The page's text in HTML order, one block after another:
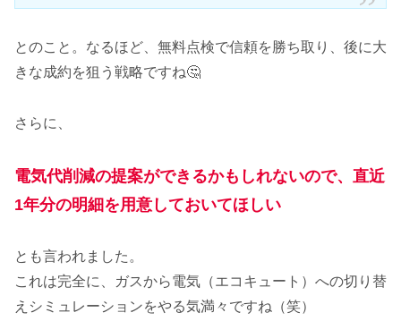
とのこと。なるほど、無料点検で信頼を勝ち取り、後に大
きな成約を狙う戦略ですね🤔
さらに、
電気代削減の提案ができるかもしれないので、直近
1年分の明細を用意しておいてほしい
とも言われました。
これは完全に、ガスから電気（エコキュート）への切り替
えシミュレーションをやる気満々ですね（笑）